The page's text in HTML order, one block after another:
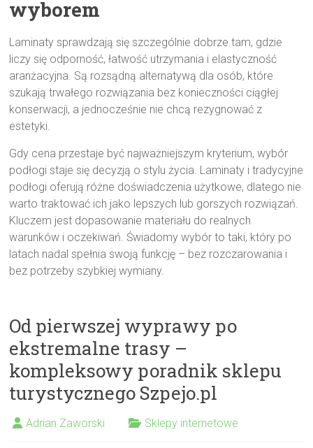
wyborem
Laminaty sprawdzają się szczególnie dobrze tam, gdzie
liczy się odporność, łatwość utrzymania i elastyczność
aranżacyjna. Są rozsądną alternatywą dla osób, które
szukają trwałego rozwiązania bez konieczności ciągłej
konserwacji, a jednocześnie nie chcą rezygnować z
estetyki.
Gdy cena przestaje być najważniejszym kryterium, wybór
podłogi staje się decyzją o stylu życia. Laminaty i tradycyjne
podłogi oferują różne doświadczenia użytkowe, dlatego nie
warto traktować ich jako lepszych lub gorszych rozwiązań.
Kluczem jest dopasowanie materiału do realnych
warunków i oczekiwań. Świadomy wybór to taki, który po
latach nadal spełnia swoją funkcję – bez rozczarowania i
bez potrzeby szybkiej wymiany.
Od pierwszej wyprawy po
ekstremalne trasy –
kompleksowy poradnik sklepu
turystycznego Szpejo.pl
Adrian Zaworski Sklepy internetowe